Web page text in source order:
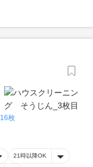
16枚
21時以降OK